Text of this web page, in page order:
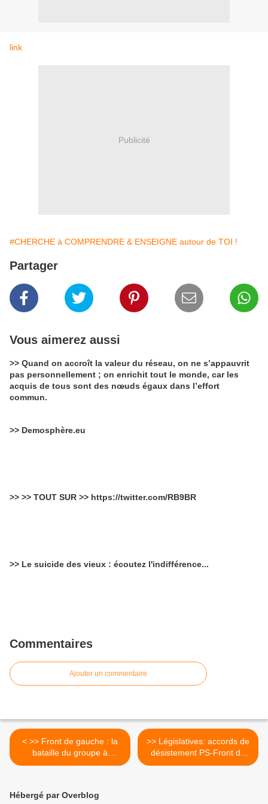
link
Publicité
#CHERCHE à COMPRENDRE & ENSEIGNE autour de TOI !
Partager
Vous aimerez aussi
>> Quand on accroît la valeur du réseau, on ne s’appauvrit
pas personnellement ; on enrichit tout le monde, car les
acquis de tous sont des nœuds égaux dans l’effort
commun.
>> Demosphère.eu
>> >> TOUT SUR >> https://twitter.com/RB9BR
>> Le suicide des vieux : écoutez l'indifférence...
Commentaires
Ajouter un commentaire
< >> Front de gauche : la
bataille du groupe à
l'Assemblée
>> Législatives: accords de
désistement PS-Front de
gauche-Verts en Ile-de-
Hébergé par Overblog